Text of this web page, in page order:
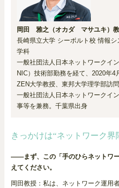
岡田 雅之（オカダ マサユキ）
長崎県立大学 シーボルト校 情報
学科
一般社団法人日本ネットワークイ
NIC）技術部勤務を経て、2020年4
ZEN大学教授、東邦大学理学部訪
一般社団法人日本ネットワークイ
事等を兼務。千葉県出身
きっかけは“ネットワーク界
――まず、この「手のひらネットワ
えてください。
岡田教授：私は、ネットワーク運用